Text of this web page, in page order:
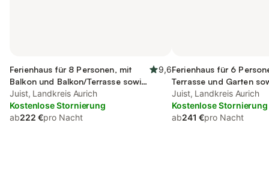
Ferienhaus für 8 Personen, mit
Balkon und Balkon/Terrasse sowie
Terrasse und Garten
9,6
Juist, Landkreis Aurich
Kostenlose Stornierung
ab222 €pro Nacht
Ferienhaus für 6
Terrasse und Garten
Juist, Landkreis Aurich
Kostenlose Stornierung
ab241 €pro Nacht